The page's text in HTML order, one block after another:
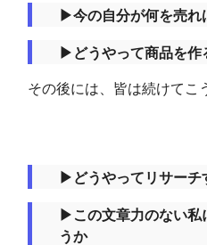
▶︎今の自分が何を売れ
▶︎どうやって商品を作
その後には、皆は続けてこ
▶︎どうやってリサーチ
▶︎この文章力のない私
うか